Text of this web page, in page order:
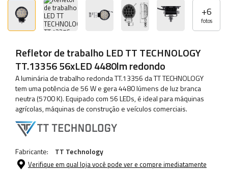
+6
fotos
Refletor de trabalho LED TT TECHNOLOGY
TT.13356 56xLED 4480lm redondo
A luminária de trabalho redonda TT.13356 da TT TECHNOLOGY
tem uma potência de 56 W e gera 4480 lúmens de luz branca
neutra (5700 K). Equipado com 56 LEDs, é ideal para máquinas
agrícolas, máquinas de construção e veículos comerciais.
Fabricante: TT Technology
Verifique em qual loja você pode ver e compre imediatamente